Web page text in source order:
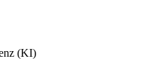
(KI)